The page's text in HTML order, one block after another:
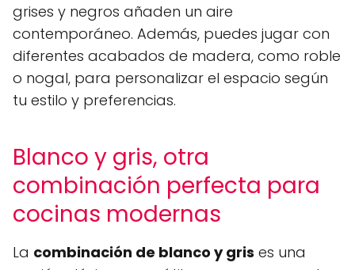
grises y negros añaden un aire
contemporáneo. Además, puedes jugar con
diferentes acabados de madera, como roble
o nogal, para personalizar el espacio según
tu estilo y preferencias.
Blanco y gris, otra
combinación perfecta para
cocinas modernas
La combinación de blanco y gris es una